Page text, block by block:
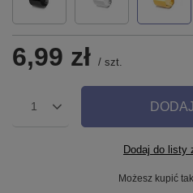
6,99 zł / szt.
1
Dodaj do listy
Możesz kupić